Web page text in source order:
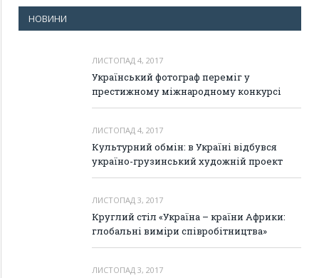
НОВИНИ
ЛИСТОПАД 4, 2017
Український фотограф переміг у
престижному міжнародному конкурсі
ЛИСТОПАД 4, 2017
Культурний обмін: в Україні відбувся
україно-грузинський художній проект
ЛИСТОПАД 3, 2017
Круглий стіл «Україна – країни Африки:
глобальні виміри співробітництва»
ЛИСТОПАД 3, 2017